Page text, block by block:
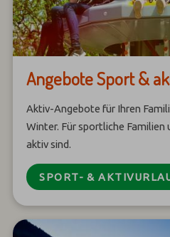
Angebote Sport &
Aktiv-Angebote für Ihren
Winter. Für sportliche Familien
aktiv sind.
SPORT- &